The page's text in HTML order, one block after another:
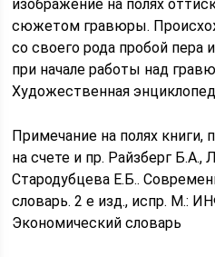
изображение на полях
сюжетом гравюры.
со своего рода пробой
при начале работы над
Художественная
Примечание на полях книги,
на счете и пр. Райзберг
Стародубцева Е.Б..
словарь. 2 е изд., испр. М.:
Экономический словарь